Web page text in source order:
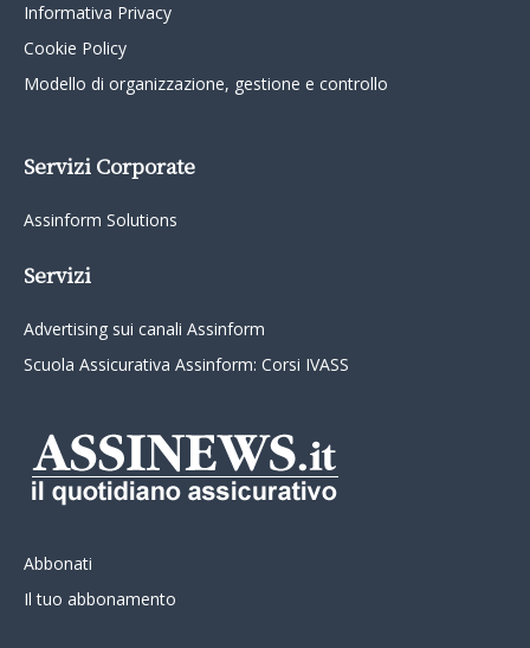
Informativa Privacy
Cookie Policy
Modello di organizzazione, gestione e controllo
Servizi Corporate
Assinform Solutions
Servizi
Advertising sui canali Assinform
Scuola Assicurativa Assinform: Corsi IVASS
Abbonati
Il tuo abbonamento